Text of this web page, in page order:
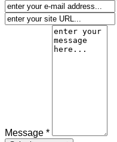
Message *